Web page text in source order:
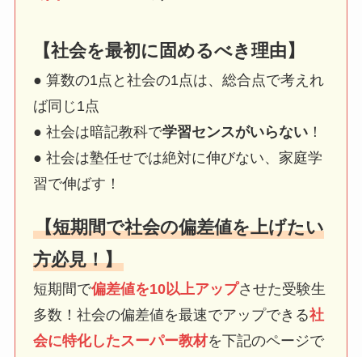
【社会を最初に固めるべき理由】
● 算数の1点と社会の1点は、総合点で考えれ
ば同じ1点
● 社会は暗記教科で学習センスがいらない ！
● 社会は塾任せでは絶対に伸びない、家庭学
習で伸ばす！
【短期間で社会の偏差値を上げたい
方必見！】
短期間で偏差値を10以上アップさせた受験生
多数！社会の偏差値を最速でアップできる社
会に特化したスーパー教材を下記のページで